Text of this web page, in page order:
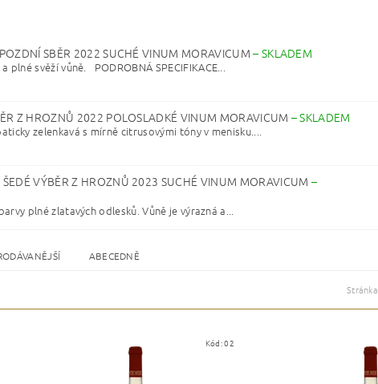
SBĚR 2022 SUCHÉ VINUM MORAVICUM– SKLADEM
plné svěží vůně. PODROBNÁ SPECIFIKACE...
Z HROZNŮ 2022 POLOSLADKÉ VINUM MORAVICUM –SKLADEM
zelenkavá s mírně citrusovými tóny v menisku....
VÝBĚR Z HROZNŮ 2023 SUCHÉ VINUM MORAVICUM –
plné zlatavých odlesků. Vůně je výrazná a...
ABECEDNĚ
Stránka
Kód:02